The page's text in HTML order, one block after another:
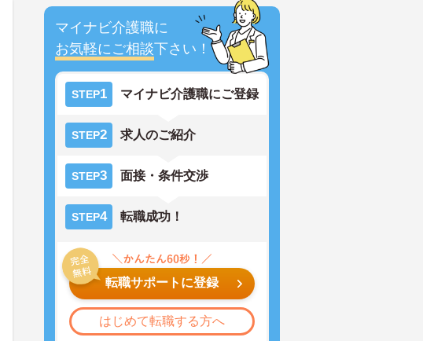
マイナビ介護職に
お気軽にご相談下さい！
STEP1 マイナビ介護職にご登録
STEP2 求人のご紹介
STEP3 面接・条件交渉
STEP4 転職成功！
転職サポートに登録
はじめて転職する方へ